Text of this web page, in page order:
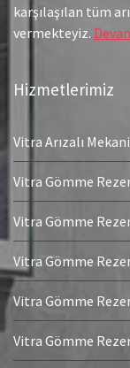
karşılaşılan tüm
vermekteyiz.
Hizmetlerimiz
Vitra Arızalı
Vitra Gömme
Vitra Gömme
Vitra Gömme
Vitra Gömme
Vitra Gömme